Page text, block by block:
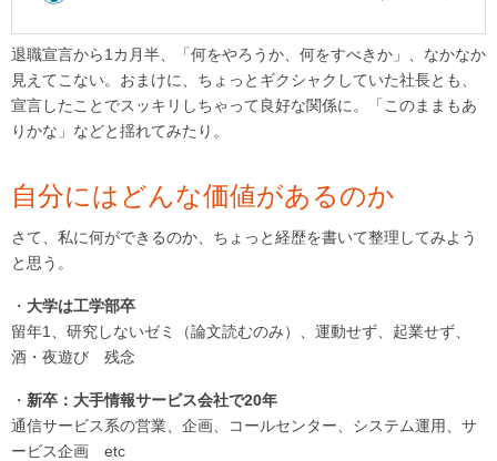
退職宣言から1カ月半、「何をやろうか、何をすべきか」、なかなか
見えてこない。おまけに、ちょっとギクシャクしていた社長とも、
宣言したことでスッキリしちゃって良好な関係に。「このままもあ
りかな」などと揺れてみたり。
自分にはどんな価値があるのか
さて、私に何ができるのか、ちょっと経歴を書いて整理してみよう
と思う。
・ 大学は工学部卒
留年1、研究しないゼミ（論文読むのみ）、運動せず、起業せず、
酒・夜遊び 残念
・ 新卒：大手情報サービス会社で20年
通信サービス系の営業、企画、コールセンター、システム運用、サ
ービス企画 etc